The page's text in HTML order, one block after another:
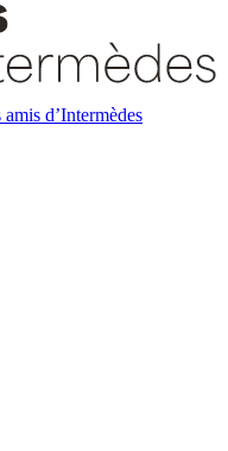
amis d’Intermèdes